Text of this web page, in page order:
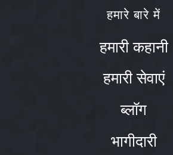
हमारे बारे में
हमारी कहानी
हमारी सेवाएं
ब्लॉग
भागीदारी